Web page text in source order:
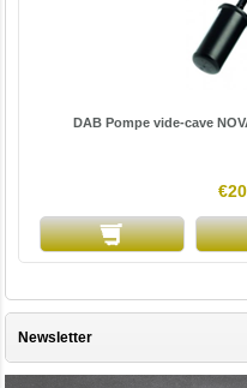
DAB Pompe vide-cave
Newsletter